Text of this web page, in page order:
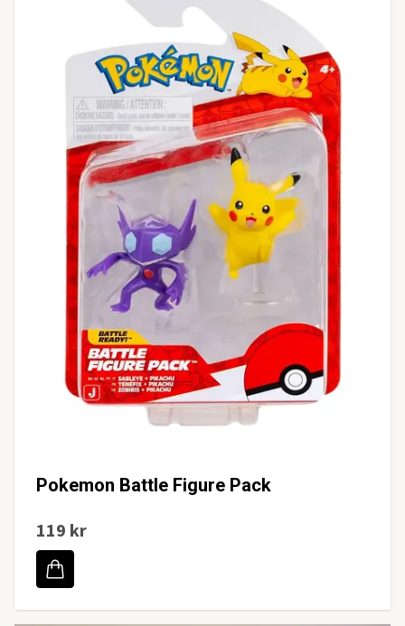
Pokemon Battle Figure Pack
119 kr